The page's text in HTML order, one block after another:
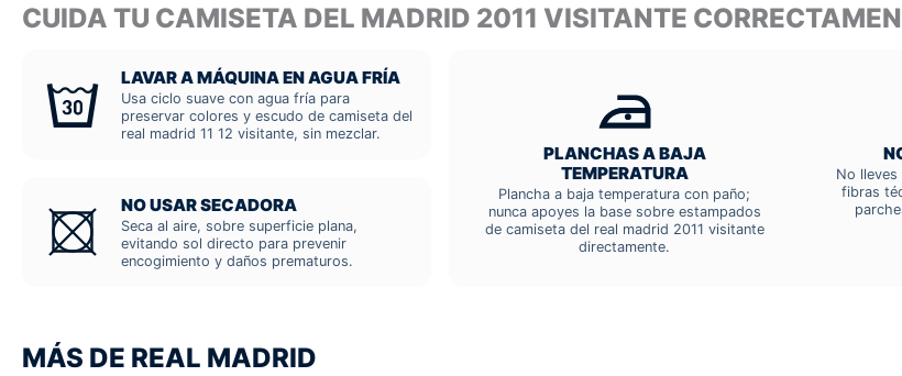
CUIDA TU CAMISETA DEL MADRID 2011 VISITANTE
LAVAR A MÁQUINA EN AGUA FRÍA
Usa ciclo suave con agua fría para
preservar colores y escudo de camiseta del
real madrid 11 12 visitante, sin mezclar.
NO USAR SECADORA
Seca al aire, sobre superficie plana,
evitando sol directo para prevenir
encogimiento y daños prematuros.
PLANCHAS A BAJA
TEMPERATURA
Plancha a baja temperatura con paño;
nunca apoyes la base sobre estampados
de camiseta del real madrid 2011 visitante
directamente.
No
fibras
MÁS DE REAL MADRID